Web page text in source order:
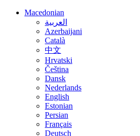
Macedonian
العربية
Azerbaijani
Català
中文
Hrvatski
Čeština
Dansk
Nederlands
English
Estonian
Persian
Français
Deutsch